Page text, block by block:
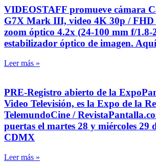
VIDEOSTAFF promueve cámara
G7X Mark III, video 4K 30p / FHD
zoom óptico 4.2x (24-100 mm f/1.8-
estabilizador óptico de imagen.
Leer más »
PRE-Registro abierto de la
Video Televisión, es la Expo de la
TelemundoCine /
puertas el martes 28 y miércoles 29
CDMX
Leer más »